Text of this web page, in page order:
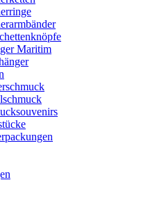
Maritim